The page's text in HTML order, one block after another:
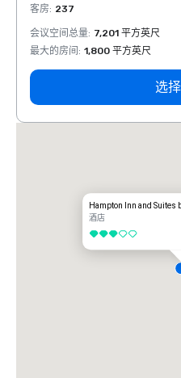
客房: 237
会议空间总量: 7,201 平方英尺
最大的房间 : 1,800 平方英尺
选
Hampton Inn and Suites
酒店
3/5